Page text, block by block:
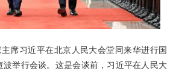
席习近平在北京人民大会堂同来华进行国
举行会谈。这是会谈前，习近平在人民大